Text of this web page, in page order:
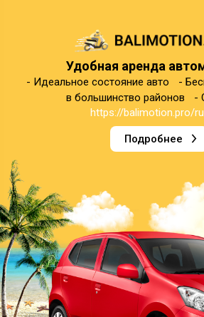
Удобная аренда
- Идеальное состояние авто -
в большинство районов -
https://balimotion.pro/
Подробнее